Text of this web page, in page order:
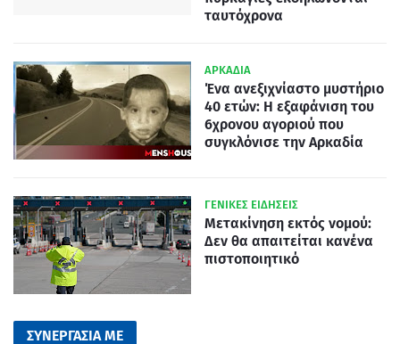
ταυτόχρονα
ΑΡΚΑΔΙΑ
Ένα ανεξιχνίαστο μυστήριο
40 ετών: Η εξαφάνιση του
6χρονου αγοριού που
συγκλόνισε την Αρκαδία
ΓΕΝΙΚΕΣ ΕΙΔΗΣΕΙΣ
Μετακίνηση εκτός νομού:
Δεν θα απαιτείται κανένα
πιστοποιητικό
ΣΥΝΕΡΓΑΣΙΑ ΜΕ